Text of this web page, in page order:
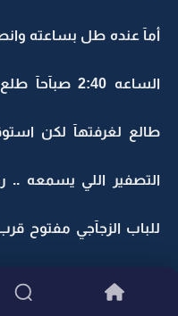
أمآ عنده طل بساعته
الساعه 2:40
طالع لغرفتهآ لكن
التصفير اللي يسمعه ..
للباب الزجآجي مفتوح